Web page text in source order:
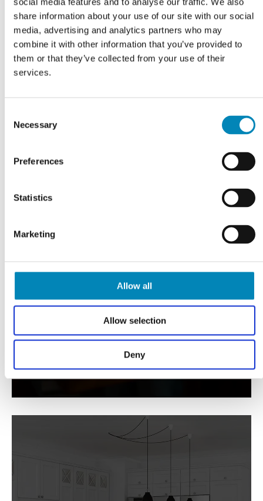
share information about your use of our site with our social
media, advertising and analytics partners who may
combine it with other information that you’ve provided to
them or that they’ve collected from your use of their
services.
Selection
Necessary
Preferences
Statistics
Marketing
Allow all
Allow selection
Deny
Grebsskabelon
DKK 114,81